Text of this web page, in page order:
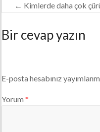
← Kimlerde daha çok
Bir cevap yazın
E-posta hesabınız
Yorum *